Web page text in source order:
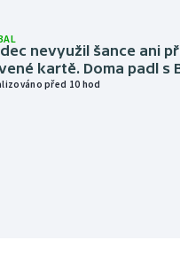
nevyužil šance ani
kartě. Doma padl s
před 10 hod